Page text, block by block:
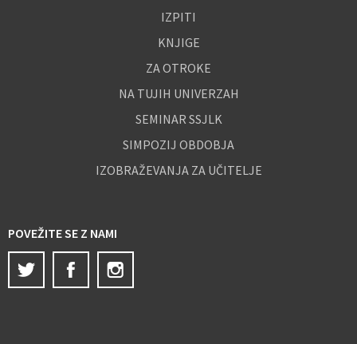
IZPITI
KNJIGE
ZA OTROKE
NA TUJIH UNIVERZAH
SEMINAR SSJLK
SIMPOZIJ OBDOBJA
IZOBRAŽEVANJA ZA UČITELJE
POVEŽITE SE Z NAMI
Twitter
Facebook